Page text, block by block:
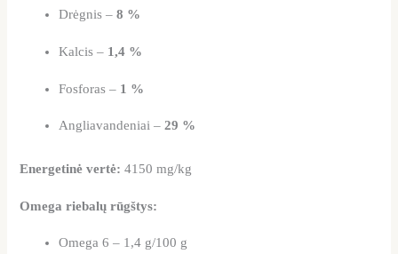
Drėgnis –8 %
Kalcis – 1,4 %
Fosforas – 1 %
Angliavandeniai –29 %
Energetinė vertė: 4150 mg/kg
Omega riebalų rūgštys:
Omega 6 – 1,4 g/100 g